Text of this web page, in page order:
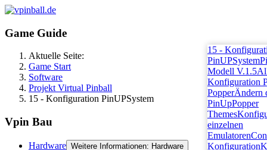
Game Guide
Aktuelle Seite:
Game Start
Software
Projekt Virtual Pinball
15 - Konfiguration PinUPSystem
Vpin Bau
Hardware Weitere Informationen: Hardware
15 -
PinUPSystem
Modell V.1.5
Konfiguration
PopperÄndern
PinUpPopper
Themes
einzelnen
Emulatoren
Konfiguration